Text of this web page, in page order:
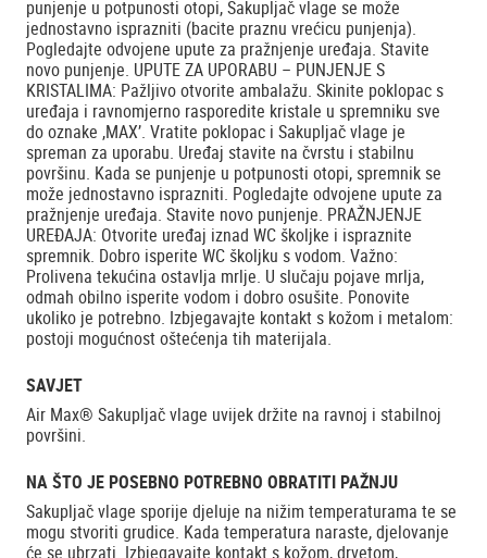
punjenje u potpunosti otopi, Sakupljač vlage se može
jednostavno isprazniti (bacite praznu vrećicu punjenja).
Pogledajte odvojene upute za pražnjenje uređaja. Stavite
novo punjenje. UPUTE ZA UPORABU – PUNJENJE S
KRISTALIMA: Pažljivo otvorite ambalažu. Skinite poklopac s
uređaja i ravnomjerno rasporedite kristale u spremniku sve
do oznake ,MAX’. Vratite poklopac i Sakupljač vlage je
spreman za uporabu. Uređaj stavite na čvrstu i stabilnu
površinu. Kada se punjenje u potpunosti otopi, spremnik se
može jednostavno isprazniti. Pogledajte odvojene upute za
pražnjenje uređaja. Stavite novo punjenje. PRAŽNJENJE
UREĐAJA: Otvorite uređaj iznad WC školjke i ispraznite
spremnik. Dobro isperite WC školjku s vodom. Važno:
Prolivena tekućina ostavlja mrlje. U slučaju pojave mrlja,
odmah obilno isperite vodom i dobro osušite. Ponovite
ukoliko je potrebno. Izbjegavajte kontakt s kožom i metalom:
postoji mogućnost oštećenja tih materijala.
SAVJET
Air Max® Sakupljač vlage uvijek držite na ravnoj i stabilnoj
površini.
NA ŠTO JE POSEBNO POTREBNO OBRATITI PAŽNJU
Sakupljač vlage sporije djeluje na nižim temperaturama te se
mogu stvoriti grudice. Kada temperatura naraste, djelovanje
će se ubrzati. Izbjegavajte kontakt s kožom, drvetom,